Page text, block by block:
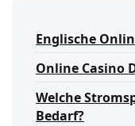
Englische
Online Casino
Welche
Bedarf?